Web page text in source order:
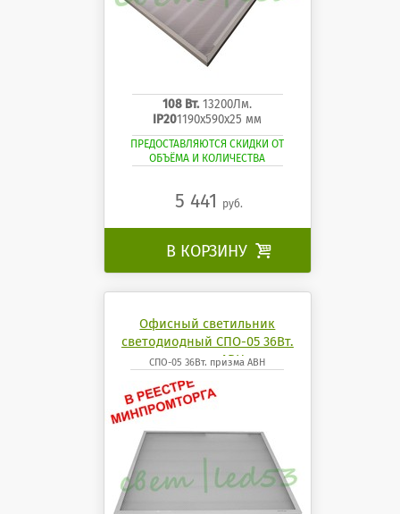
108 Вт. 13200Лм.
IP201190x590x25 мм
ПРЕДОСТАВЛЯЮТСЯ СКИДКИ ОТ
ОБЪЁМА И КОЛИЧЕСТВА
5 441 руб.
В КОРЗИНУ 
Офисный светильник
светодиодный СПО-05 36Вт.
призма АВН
СПО-05 36Вт. призма АВН